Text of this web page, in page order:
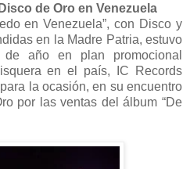
de Oro en Venezuela
en Venezuela”, con Disco y
en la Madre Patria, estuvo
año en plan promocional
en el país, IC Records
la ocasión, en su encuentro
por las ventas del álbum “De